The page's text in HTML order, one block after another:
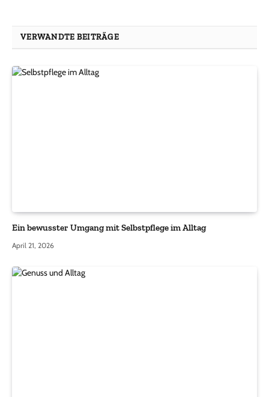
VERWANDTE BEITRÄGE
Ein bewusster Umgang mit Selbstpflege im Alltag
April 21, 2026